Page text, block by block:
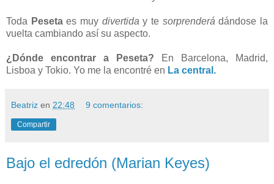
Toda Pesetaes muy divertida y te sorprenderá dándose la
vuelta cambiando así su aspecto.
¿Dónde encontrar a Peseta? En Barcelona, Madrid,
Lisboa y Tokio. Yo me la encontré en La central.
Beatriz en 22:48 9 comentarios:
Compartir
Bajo el edredón (Marian Keyes)